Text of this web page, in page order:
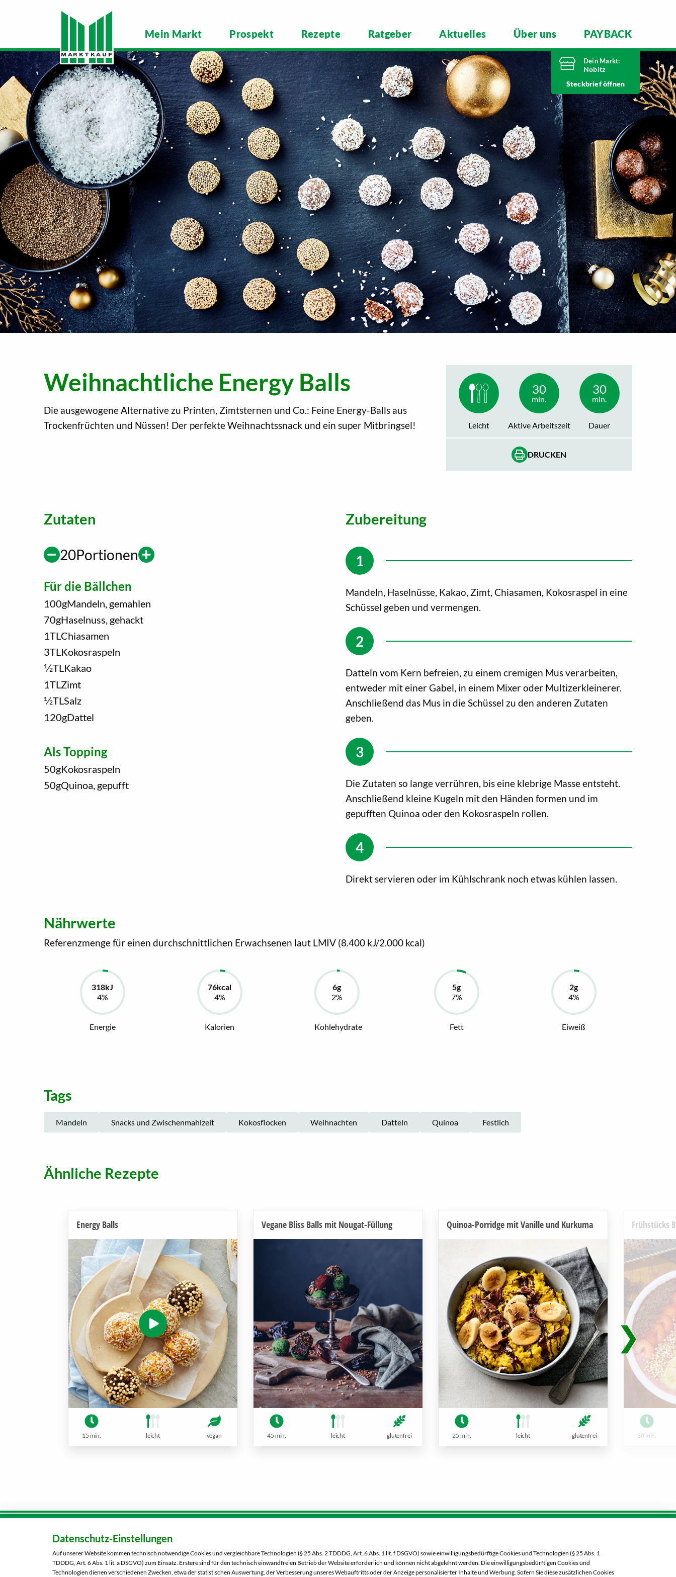
Mein Markt Prospekt Rezepte Ratgeber Aktuelles Über uns PAYBACK
Dein Markt:
Nobitz
Heute bis
Telefonnummer
03447 51260
Altenburger Straße 29
04603 Nobitz
Markt ändern
Steckbrief
Weihnachtliche Energy Balls
Die ausgewogene Alternative zu Printen, Zimtsternen und Co.: Feine Energy-Balls aus
Trockenfrüchten und Nüssen! Der perfekte Weihnachtssnack und ein super Mitbringsel!
Leicht
30
min.
Aktive Arbeitszeit
30
min.
Dauer
DRUCKEN
Zutaten
20Portionen
Für die Bällchen
100gMandeln, gemahlen
70gHaselnuss, gehackt
1TL Chiasamen
3TL Kokosraspeln
1/2TL Kakao
1TL Zimt
1/2TL Salz
120gDattel
Als Topping
50gKokosraspeln
50gQuinoa, gepufft
Zubereitung
Mandeln, Haselnüsse, Kakao, Zimt, Chiasamen, Kokosraspel in eine
Schüssel geben und vermengen.
Datteln vom Kern befreien, zu einem cremigen Mus verarbeiten,
entweder mit einer Gabel, in einem Mixer oder Multizerkleinerer.
Anschließend das Mus in die Schüssel zu den anderen Zutaten
geben.
Die Zutaten so lange verrühren, bis eine klebrige Masse entsteht.
Anschließend kleine Kugeln mit den Händen formen und im
gepufften Quinoa oder den Kokosraspeln rollen.
Direkt servieren oder im Kühlschrank noch etwas kühlen lassen.
Nährwerte
Referenzmenge für einen durchschnittlichen Erwachsenen laut LMIV (8.400 kJ/2.000 kcal)
Energie Kalorien Kohlehydrate Fett Eiweiß
Tags
Mandeln Snacks und Zwischenmahlzeit Kokosflocken Weihnachten Datteln Quinoa Festlich
Ähnliche Rezepte
Energy Balls
15 min. leicht vegan
Vegane Bliss Balls mit Nougat-Füllung
45 min. leicht glutenfrei
Quinoa-Porridge mit Vanille und Kurkuma
25 min. leicht glutenfrei
Frühstücks
30 min.
Karriere
Über uns
Kontaktformular
Tel.:0800 00 333 52
MARKTKAUF Nobitz
Altenburger Straße 29
04603 Nobitz
Mo:
07:00 – 20:00 Uhr
Di:
07:00 – 20:00 Uhr
Datenschutz-Einstellungen
Auf unserer Website kommen technisch notwendige Cookies und vergleichbare Technologien (§ 25 Abs. 2 TDDDG, Art. 6 Abs. 1 lit. f DSGVO) sowie einwilligungsbedürftige Cookies und Technologien (§ 25 Abs. 1
TDDDG, Art. 6 Abs. 1 lit. a DSGVO) zum Einsatz. Erstere sind für den technisch einwandfreien Betrieb der Website erforderlich und können nicht abgelehnt werden. Die einwilligungsbedürftigen Cookies und
Technologien dienen verschiedenen Zwecken, etwa der statistischen Auswertung, der Verbesserung unseres Webauftritts oder der Anzeige personalisierter Inhalte und Werbung. Sofern Sie diese zusätzlichen Cookies